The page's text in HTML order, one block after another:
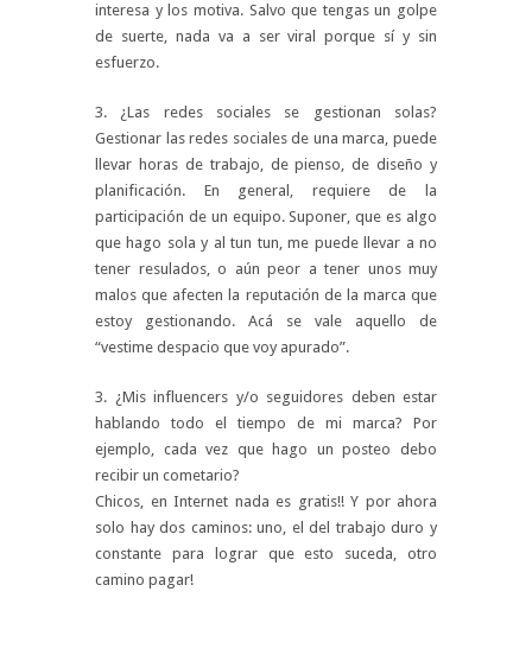
interesa y los motiva. Salvo que tengas un golpe
de suerte, nada va a ser viral porque sí y sin
esfuerzo.
3. ¿Las redes sociales se gestionan solas?
Gestionar las redes sociales de una marca, puede
llevar horas de trabajo, de pienso, de diseño y
planificación. En general, requiere de la
participación de un equipo. Suponer, que es algo
que hago sola y al tun tun, me puede llevar a no
tener resulados, o aún peor a tener unos muy
malos que afecten la reputación de la marca que
estoy gestionando. Acá se vale aquello de
“vestime despacio que voy apurado”.
3. ¿Mis influencers y/o seguidores deben estar
hablando todo el tiempo de mi marca? Por
ejemplo, cada vez que hago un posteo debo
recibir un cometario?
Chicos, en Internet nada es gratis!! Y por ahora
solo hay dos caminos: uno, el del trabajo duro y
constante para lograr que esto suceda, otro
camino pagar!